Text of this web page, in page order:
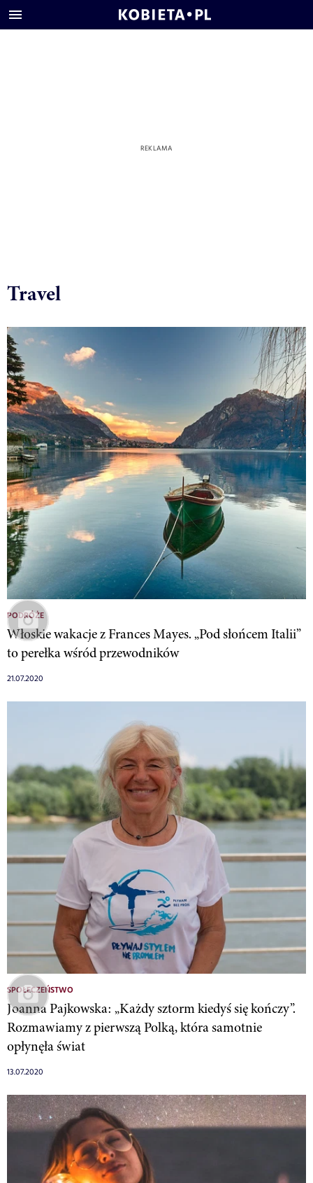
Travel
PODRÓŻE
Włoskie wakacje z Frances Mayes. „Pod słońcem Italii”
to perełka wśród przewodników
21.07.2020
SPOŁECZEŃSTWO
Joanna Pajkowska: „Każdy sztorm kiedyś się kończy”.
Rozmawiamy z pierwszą Polką, która samotnie
opłynęła świat
13.07.2020